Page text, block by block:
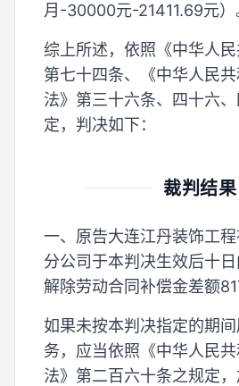
月-30000元-21411.69元）
综上所述，依照《中华人民
第七十四条、《中华人民
法》第三十六条、四十六
定，判决如下：
裁判结果
一、原告大连江丹装饰工
分公司于本判决生效后十
解除劳动合同补偿金差额
如果未按本判决指定的期
务，应当依照《中华人民
法》第二百六十条之规定